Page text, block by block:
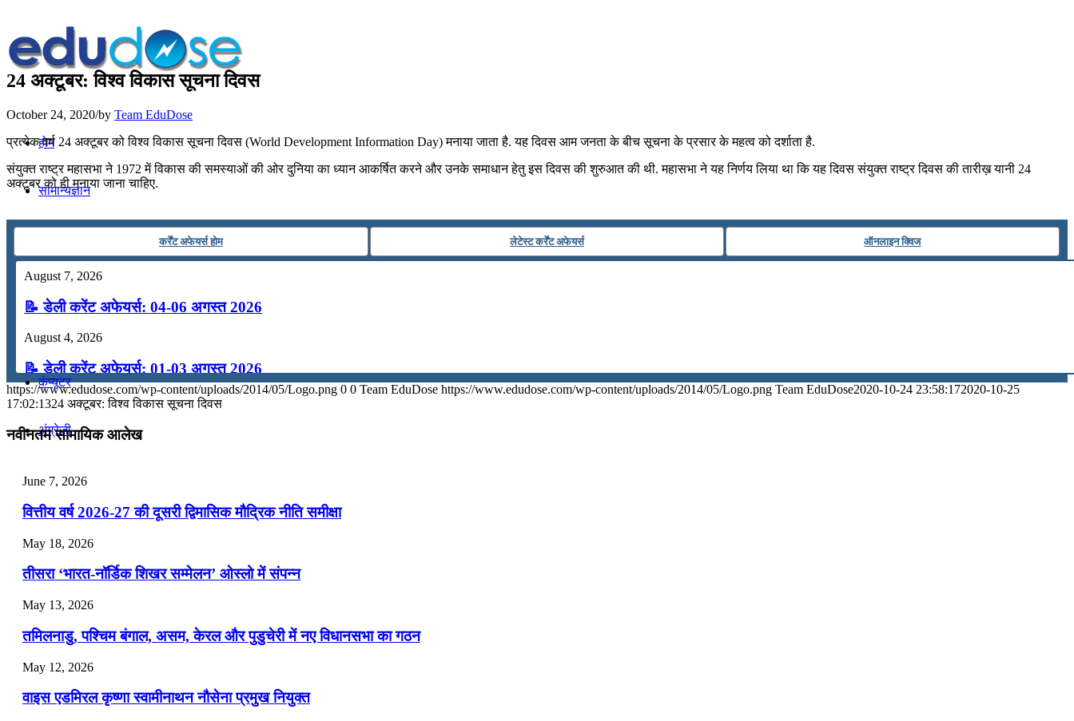
होम
सामान्यज्ञान
गणित
तर्कशक्ति
कंप्यूटर
अंग्रेजी
मॉक टेस्ट
Menu Menu
24 अक्टूबर: विश्व विकास सूचना दिवस
October 24, 2020/by Team EduDose
प्रत्येक वर्ष 24 अक्टूबर को विश्व विकास सूचना दिवस (World Development Information Day) मनाया जाता है. यह दिवस आम जनता के बीच सूचना के प्रसार के महत्व को दर्शाता है.
संयुक्त राष्ट्र महासभा ने 1972 में विकास की समस्याओं की ओर दुनिया का ध्यान आकर्षित करने और उनके समाधान हेतु इस दिवस की शुरुआत की थी. महासभा ने यह निर्णय लिया था कि यह दिवस संयुक्त राष्ट्र दिवस की तारीख़ यानी 24
अक्टूबर को ही मनाया जाना चाहिए.
कर्रेंट अफेयर्स होम लेटेस्ट कर्रेंट अफेयर्स ऑनलाइन क्विज
August 7, 2026
📝 डेली करेंट अफेयर्स: 04-06 अगस्त 2026
August 4, 2026
📝 डेली करेंट अफेयर्स: 01-03 अगस्त 2026
July 31, 2026
📝 डेली करेंट अफेयर्स: 28-31 जुलाई 2026
📝 डेली करेंट अफेयर्स: 25-27 जुलाई 2026
July 25, 2026
📝 डेली करेंट अफेयर्स: 22-24 जुलाई 2026
July 22, 2026
📝 डेली करेंट अफेयर्स: 19-21 जुलाई 2026
July 19, 2026
📝 डेली करेंट अफेयर्स: 16-18 जुलाई 2026
https://www.edudose.com/wp-content/uploads/2014/05/Logo.png 0 0 Team EduDose https://www.edudose.com/wp-content/uploads/2014/05/Logo.png Team EduDose2020-10-24 23:58:172020-10-25
17:02:1324 अक्टूबर: विश्व विकास सूचना दिवस
नवीनतम सामायिक आलेख
June 7, 2026
वित्तीय वर्ष 2026-27 की दूसरी द्विमासिक मौद्रिक नीति समीक्षा
May 18, 2026
तीसरा ‘भारत-नॉर्डिक शिखर सम्मेलन’ ओस्लो में संपन्न
May 13, 2026
तमिलनाडु, पश्चिम बंगाल, असम, केरल और पुडुचेरी में नए विधानसभा का गठन
May 12, 2026
वाइस एडमिरल कृष्णा स्वामीनाथन नौसेना प्रमुख नियुक्त